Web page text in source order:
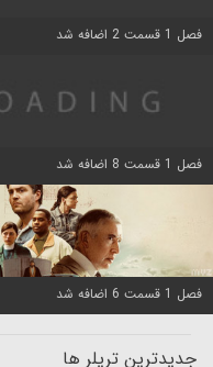
فصل 1 قسمت 2 اضافه شد
فصل 1 قسمت 8 اضافه شد
فصل 1 قسمت 6 اضافه شد
جدیدترین تریلر ها